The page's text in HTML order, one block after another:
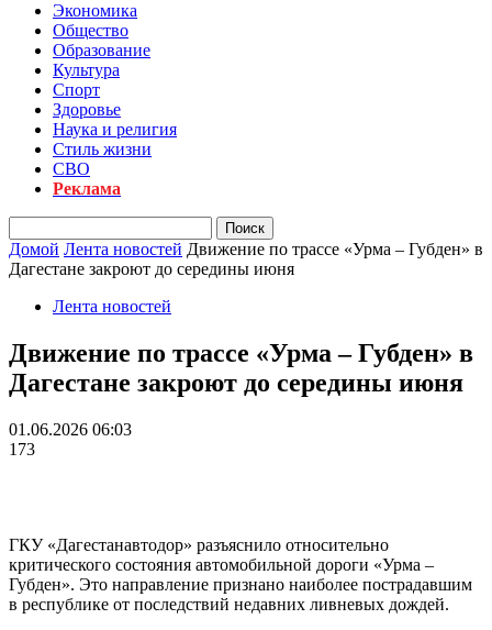
Экономика
Общество
Образование
Культура
Спорт
Здоровье
Наука и религия
Стиль жизни
СВО
Реклама
Домой Лента новостей Движение по трассе «Урма – Губден» в
Дагестане закроют до середины июня
Лента новостей
Движение по трассе «Урма – Губден» в
Дагестане закроют до середины июня
01.06.2026 06:03
173
ГКУ «Дагестанавтодор» разъяснило относительно
критического состояния автомобильной дороги «Урма –
Губден». Это направление признано наиболее пострадавшим
в республике от последствий недавних ливневых дождей.